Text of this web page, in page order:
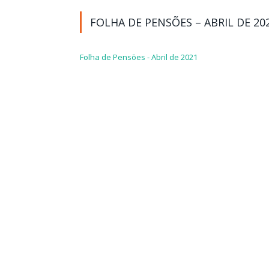
FOLHA DE PENSÕES – ABRIL DE
Folha de Pensões - Abril de 2021